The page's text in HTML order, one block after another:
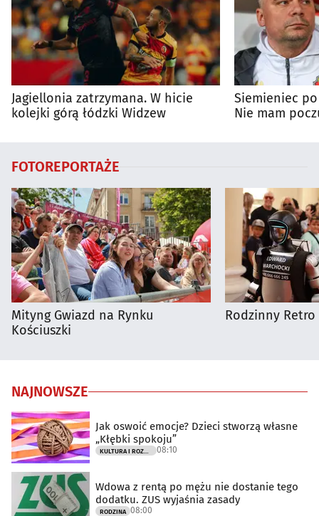
Jagiellonia zatrzymana. W hicie
kolejki górą łódzki Widzew
Siemieniec
Nie mam
FOTOREPORTAŻE
Mityng Gwiazd na Rynku
Kościuszki
Rodzinny Retro
NAJNOWSZE
Jak oswoić emocje? Dzieci stworzą własne
„Kłębki spokoju”
08:10
Wdowa z rentą po mężu nie dostanie tego
dodatku. ZUS wyjaśnia zasady
RODZINA 08:00